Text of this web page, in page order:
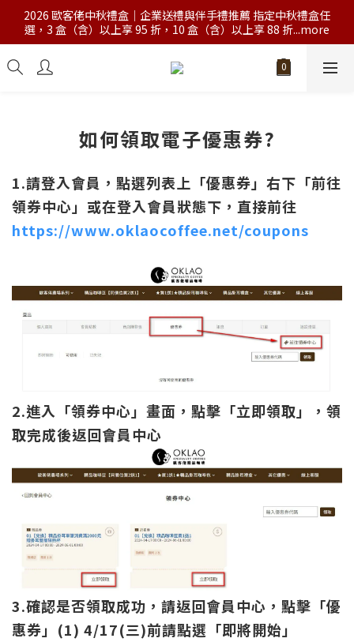
2026 歐客佬中秋禮盒｜企業送禮與伴手禮推薦 指定中秋禮盒任
選，3 盒（含）以上享 95 折，10 盒（含）以上享 88 折...more
如何領取電子優惠券?
1.請登入會員，點選列表上「優惠券」右下「前往
領券中心」或在登入會員狀態下，直接前往
https://www.oklaocoffee.net/coupons
2.進入「領券中心」畫面，點擊「立即領取」，領
取完成後返回會員中心
3.確認是否領取成功 ，請返回會員中心，點擊「優
惠券」(1) 4/17(三)前請點選「即將開始」